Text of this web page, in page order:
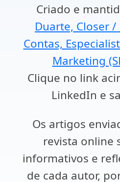
Criado e
Duarte, Closer /
Contas,
Marketing
Clique no link
LinkedIn e
Os artigos
revista online
informativos e
de cada autor,